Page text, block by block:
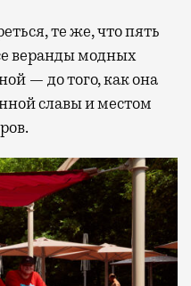
те же, что пять
веранды модных
— до того, как она
славы и местом